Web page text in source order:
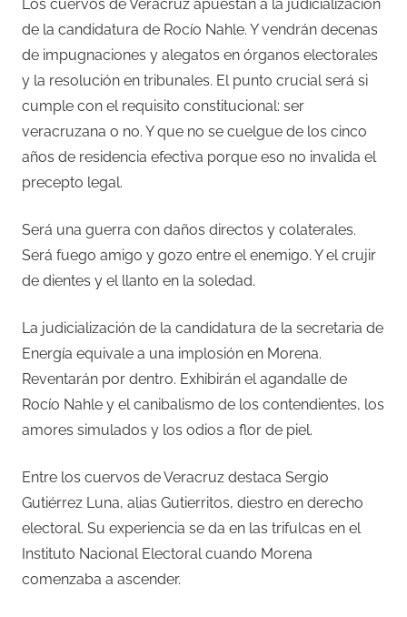
Los cuervos de Veracruz apuestan a la judicialización
de la candidatura de Rocío Nahle. Y vendrán decenas
de impugnaciones y alegatos en órganos electorales
y la resolución en tribunales. El punto crucial será si
cumple con el requisito constitucional: ser
veracruzana o no. Y que no se cuelgue de los cinco
años de residencia efectiva porque eso no invalida el
precepto legal.
Será una guerra con daños directos y colaterales.
Será fuego amigo y gozo entre el enemigo. Y el crujir
de dientes y el llanto en la soledad.
La judicialización de la candidatura de la secretaria de
Energía equivale a una implosión en Morena.
Reventarán por dentro. Exhibirán el agandalle de
Rocío Nahle y el canibalismo de los contendientes, los
amores simulados y los odios a flor de piel.
Entre los cuervos de Veracruz destaca Sergio
Gutiérrez Luna, alias Gutierritos, diestro en derecho
electoral. Su experiencia se da en las trifulcas en el
Instituto Nacional Electoral cuando Morena
comenzaba a ascender.